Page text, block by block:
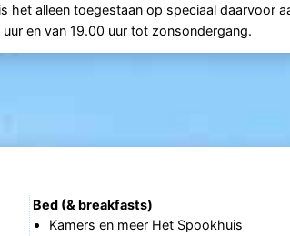
het alleen toegestaan op speciaal daarvoor
en van 19.00 uur tot zonsondergang.
Bed (& breakfasts)
Kamers en meer Het Spookhuis